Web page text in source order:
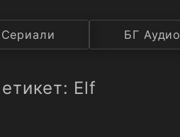
Сериали БГ Аудио
Elf